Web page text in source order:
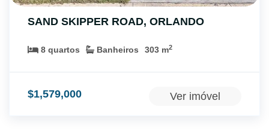
SAND SKIPPER ROAD, ORLANDO
8 quartos Banheiros 303 m2
$1,579,000 Ver imóvel